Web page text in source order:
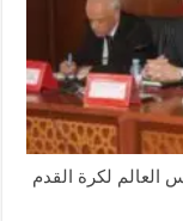
لكرة القدم